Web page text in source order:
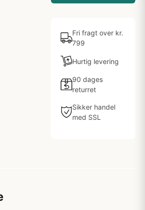
Fri fragt over kr.
799
Hurtig levering
90 dages
returret
Sikker handel
med SSL